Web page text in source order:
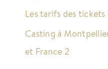
Les tarifs des
Casting à
et France 2